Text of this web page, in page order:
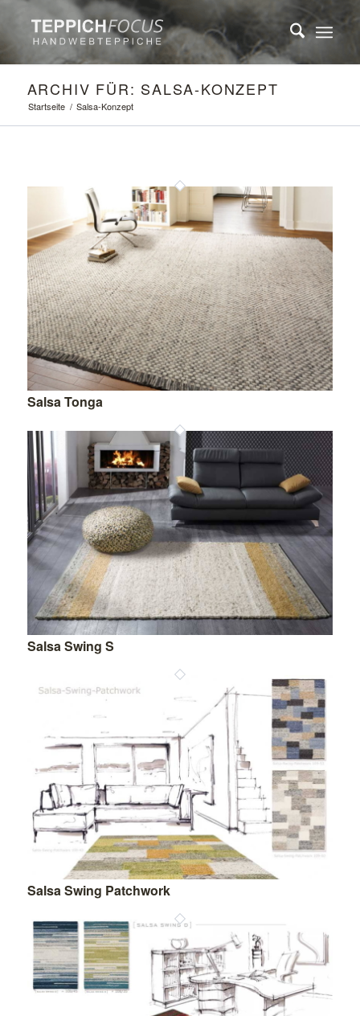
ARCHIV FÜR: SALSA-KONZEPT
Startseite / Salsa-Konzept
Salsa Tonga
Salsa Swing S
Salsa Swing Patchwork